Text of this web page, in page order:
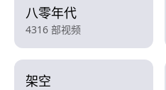
八零年代
4316 部视频
架空